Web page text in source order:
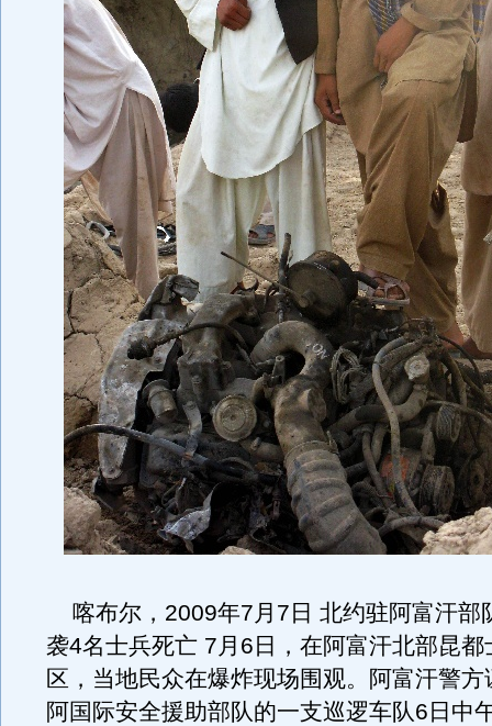
喀布尔，2009年7月7日 北约驻阿富汗部
袭4名士兵死亡 7月6日，在阿富汗北部昆都
区，当地民众在爆炸现场围观。阿富汗警
阿国际安全援助部队的一支巡逻车队6日中